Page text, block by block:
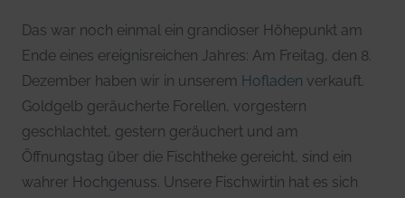
Das war noch einmal ein grandioser Höhepunkt am
Ende eines ereignisreichen Jahres: Am Freitag, den 8.
Dezember haben wir in unserem Hofladen verkauft.
Goldgelb geräucherte Forellen, vorgestern
geschlachtet, gestern geräuchert und am
Öffnungstag über die Fischtheke gereicht, sind ein
wahrer Hochgenuss. Unsere Fischwirtin hat es sich